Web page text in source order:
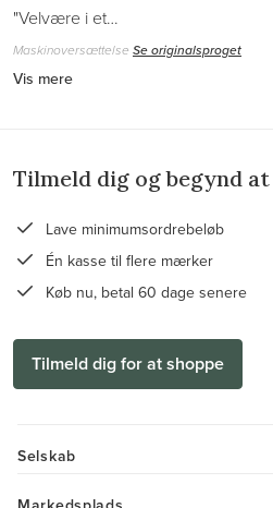
"Velvære i et…
Maskinoversættelse Se originalsproget
Vis mere
Tilmeld dig og begynd
Lave minimumsordrebeløb
Én kasse til flere mærker
Køb nu, betal 60 dage senere
Tilmeld dig for at shoppe
Selskab